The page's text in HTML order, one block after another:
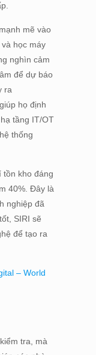
mẽ vào
học máy
nghìn cảm
để dự báo
ra
họ định
tầng IT/OT
thống
tồn kho đáng
40%. Đây là
nghiệp đã
SIRI sẽ
để tạo ra
– World
tra, mà